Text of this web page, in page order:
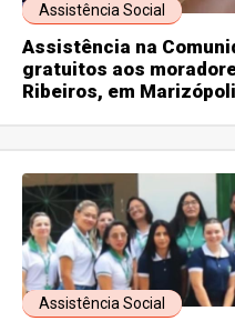
Assistência Social
Assistência na
gratuitos aos
Ribeiros, em
Assistência Social